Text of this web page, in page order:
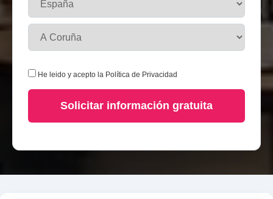
He leido y acepto la Política de Privacidad
Solicitar información gratuita